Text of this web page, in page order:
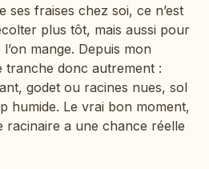
ses fraises chez soi, ce n’est
plus tôt, mais aussi pour
mange. Depuis mon
tranche donc autrement :
godet ou racines nues, sol
humide. Le vrai bon moment,
racinaire a une chance réelle